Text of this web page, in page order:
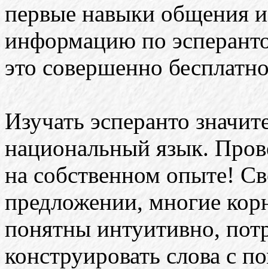
первые навыки общения
информацию по
это совершенно
Изучать эсперанто
национальный язык.
на собственном опыте!
предложении, многие
понятны интуитивно,
конструировать слова с